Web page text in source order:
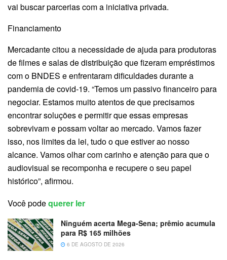
vai buscar parcerias com a iniciativa privada.
Financiamento
Mercadante citou a necessidade de ajuda para produtoras
de filmes e salas de distribuição que fizeram empréstimos
com o BNDES e enfrentaram dificuldades durante a
pandemia de covid-19. “Temos um passivo financeiro para
negociar. Estamos muito atentos de que precisamos
encontrar soluções e permitir que essas empresas
sobrevivam e possam voltar ao mercado. Vamos fazer
isso, nos limites da lei, tudo o que estiver ao nosso
alcance. Vamos olhar com carinho e atenção para que o
audiovisual se recomponha e recupere o seu papel
histórico”, afirmou.
Você podequerer ler
Ninguém acerta Mega-Sena; prêmio acumula
para R$ 165 milhões
6 DE AGOSTO DE 2026